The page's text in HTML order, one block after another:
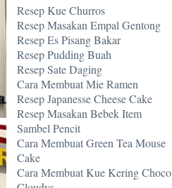
Resep Kue Churros
Resep Masakan Empal Gentong
Resep Es Pisang Bakar
Resep Pudding Buah
Resep Sate Daging
Cara Membuat Mie Ramen
Resep Japanesse Cheese Cake
Resep Masakan Bebek Item
Sambel Pencit
Cara Membuat Green Tea Mouse
Cake
Cara Membuat Kue Kering Choco